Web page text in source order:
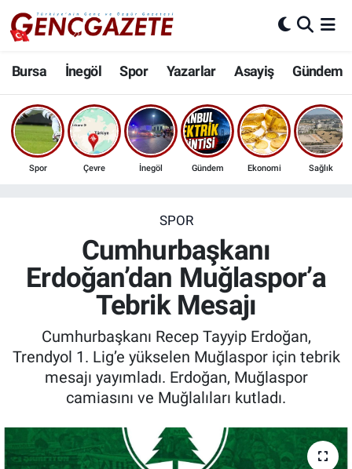
Bursa İnegöl Spor Yazarlar Asayiş Gündem
Spor Çevre İnegöl Gündem Ekonomi Sağlık
SPOR
Cumhurbaşkanı
Erdoğan’dan Muğlaspor’a
Tebrik Mesajı
Cumhurbaşkanı Recep Tayyip Erdoğan,
Trendyol 1. Lig’e yükselen Muğlaspor için tebrik
mesajı yayımladı. Erdoğan, Muğlaspor
camiasını ve Muğlalıları kutladı.
Bursa
İnegöl
3.SAYFA
Ekonomi
İnanç
Kadın & Aile
Sağlık
Nöbetçi Eczaneler
Hava Durumu
Trafik Durumu
Son Dakika Haberleri
Haber Arşivi